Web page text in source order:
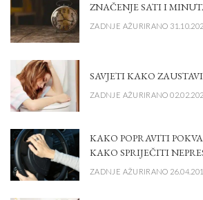
ZNAČENJE SATI I
ZADNJE AŽURIRANO
SAVJETI KAKO
ZADNJE AŽURIRANO
KAKO POPRAVITI
KAKO SPRIJEČITI
ZADNJE AŽURIRANO